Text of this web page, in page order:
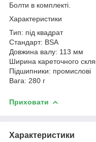
Болти в комплекті.
Характеристики
Тип: під квадрат
Стандарт: BSA
Довжина валу: 113 мм
Ширина кареточного
Підшипники: промислові
Вага: 280 г
Приховати
Характеристики